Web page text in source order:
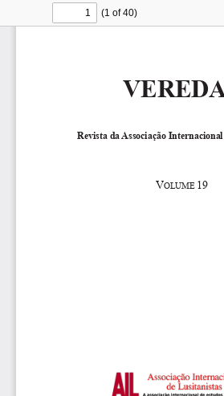
Find
(1 of 40)
Revista da Associação
VOLUME 19